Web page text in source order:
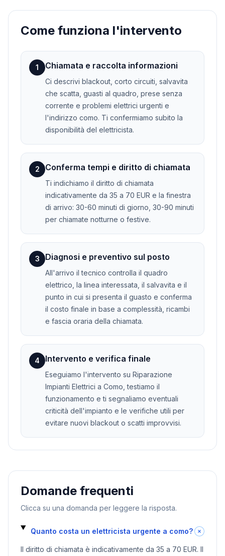
Come funziona l'intervento
1 Chiamata e raccolta informazioni
Ci descrivi blackout, corto circuiti, salvavita
che scatta, guasti al quadro, prese senza
corrente e problemi elettrici urgenti e
l'indirizzo como. Ti confermiamo subito la
disponibilità del elettricista.
2 Conferma tempi e diritto di chiamata
Ti indichiamo il diritto di chiamata
indicativamente da 35 a 70 EUR e la finestra
di arrivo: 30-60 minuti di giorno, 30-90 minuti
per chiamate notturne o festive.
3 Diagnosi e preventivo sul posto
All'arrivo il tecnico controlla il quadro
elettrico, la linea interessata, il salvavita e il
punto in cui si presenta il guasto e conferma
il costo finale in base a complessità, ricambi
e fascia oraria della chiamata.
4 Intervento e verifica finale
Eseguiamo l'intervento su Riparazione
Impianti Elettrici a Como, testiamo il
funzionamento e ti segnaliamo eventuali
criticità dell'impianto e le verifiche utili per
evitare nuovi blackout o scatti improvvisi.
Domande frequenti
Clicca su una domanda per leggere la risposta.
Quanto costa un elettricista urgente a como?
Il diritto di chiamata è indicativamente da 35 a 70 EUR. Il